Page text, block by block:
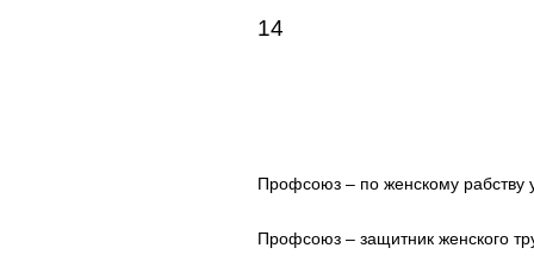
14
Профсоюз – по женскому рабству
Профсоюз – защитник женского